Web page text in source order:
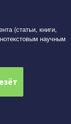
(статьи, книги,
научным